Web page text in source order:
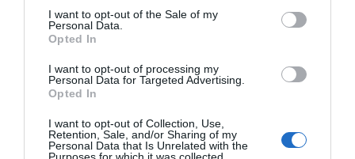
consent section.
I want to opt-out of the Sale of my
Personal Data.
Opted In
I want to opt-out of processing my
Personal Data for Targeted Advertising.
Opted In
I want to opt-out of Collection, Use,
Retention, Sale, and/or Sharing of my
Personal Data that Is Unrelated with the
Εύβοια: Γυναίκα έπεσε θύμα
διαδικτυακής απάτης – Πλήρωσε
για τρακτέρ που δεν παρέλαβε
07.08.2026 | 21:20
Τραγωδία στην Εύβοια: Άνδρας
του από τη θάλασσα
07.08.2026 | 20:57